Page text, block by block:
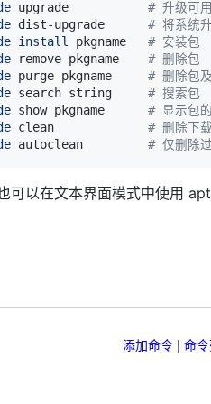
upgrade # 升级可
dist-upgrade # 将系统
install pkgname # 安装包
remove pkgname # 删除包
purge pkgname # 删除包
search string # 搜索包
show pkgname # 显示包
clean # 删除下
autoclean # 仅删除
可以在文本界面模式中使用
添加命令| 命